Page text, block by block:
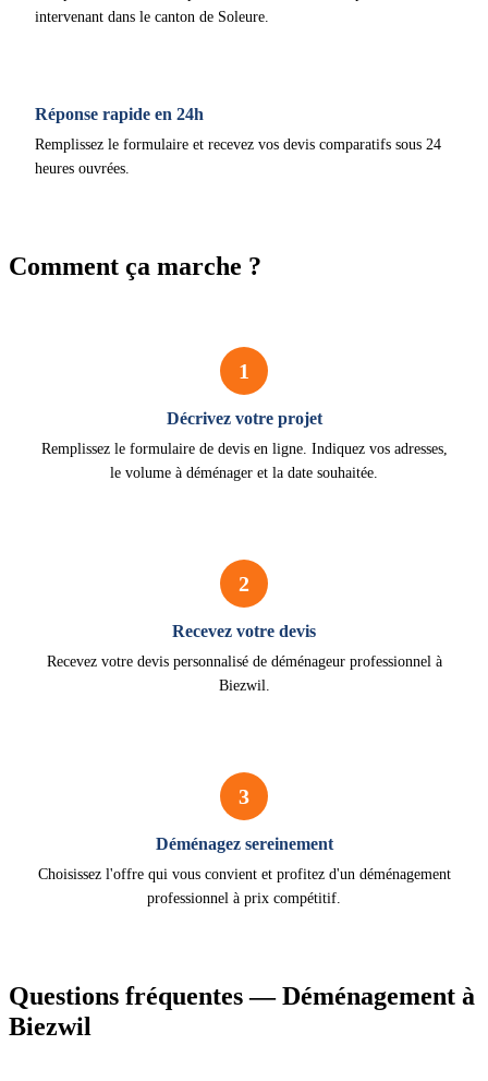
intervenant dans le canton de Soleure.
Réponse rapide en 24h
Remplissez le formulaire et recevez vos devis comparatifs sous 24
heures ouvrées.
Comment ça marche ?
1
Décrivez votre projet
Remplissez le formulaire de devis en ligne. Indiquez vos adresses,
le volume à déménager et la date souhaitée.
2
Recevez votre devis
Recevez votre devis personnalisé de déménageur professionnel à
Biezwil.
3
Déménagez sereinement
Choisissez l'offre qui vous convient et profitez d'un déménagement
professionnel à prix compétitif.
Questions fréquentes — Déménagement à
Biezwil